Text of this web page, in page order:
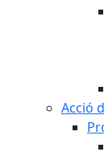
Acció